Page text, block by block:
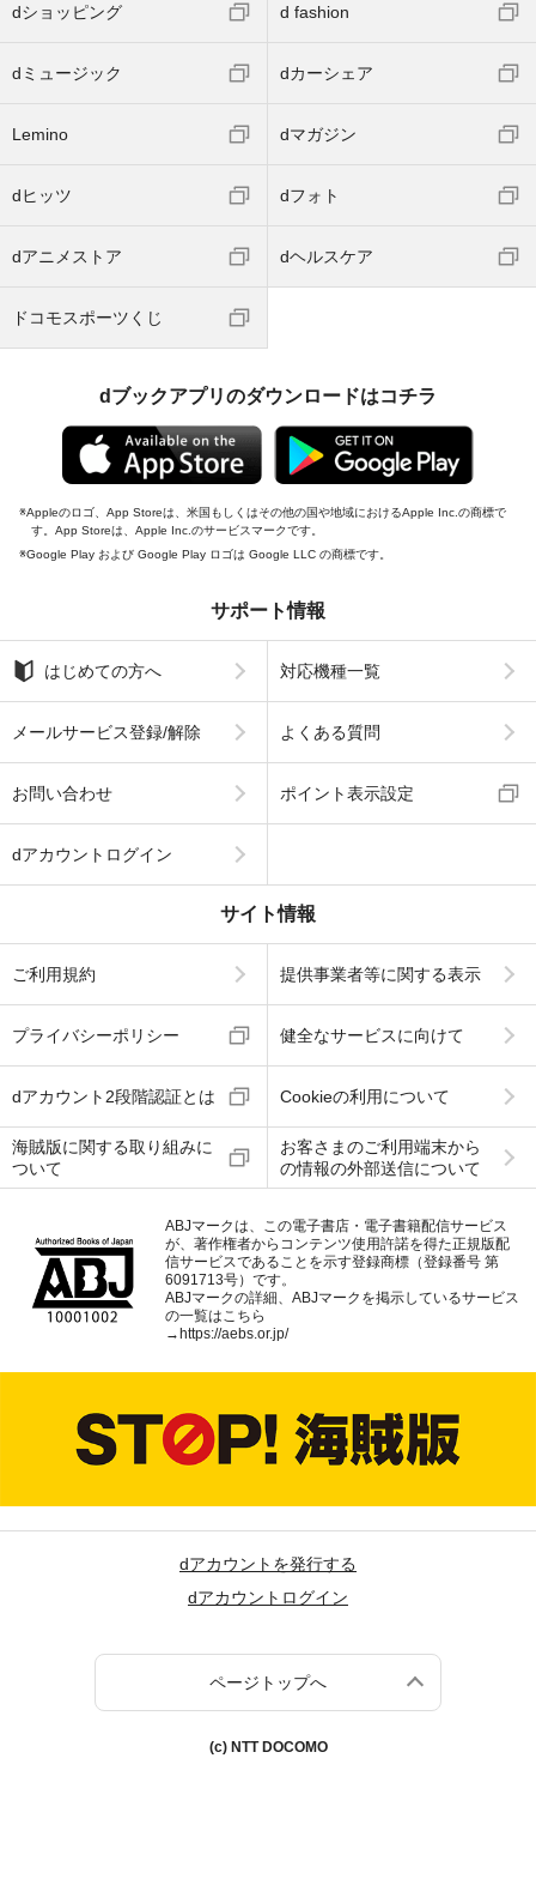
dショッピング d fashion
dミュージック dカーシェア
Lemino dマガジン
dヒッツ dフォト
dアニメストア dヘルスケア
ドコモスポーツくじ
dブックアプリのダウンロードはコチラ
Appleのロゴ、App Storeは、米国もしくはその他の国や地域におけるApple Inc.の商標で
す。App Storeは、Apple Inc.のサービスマークです。
Google Play および Google Play ロゴは Google LLC の商標です。
サポート情報
はじめての方へ 対応機種一覧
メールサービス登録/解除 よくある質問
お問い合わせ ポイント表示設定
dアカウントログイン
サイト情報
ご利用規約 提供事業者等に関する表示
プライバシーポリシー 健全なサービスに向けて
dアカウント2段階認証とは Cookieの利用について
海賊版に関する取り組みに
ついて
お客さまのご利用端末から
の情報の外部送信について
ABJマークは、この電子書店・電子書籍配信サービス
が、著作権者からコンテンツ使用許諾を得た正規版配
信サービスであることを示す登録商標（登録番号 第
6091713号）です。
ABJマークの詳細、ABJマークを掲示しているサービス
の一覧はこちら
→https://aebs.or.jp/
dアカウントを発行する
dアカウントログイン
ページトップへ
(c) NTT DOCOMO